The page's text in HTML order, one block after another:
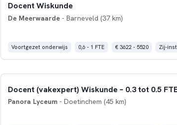
Docent Wiskunde
De Meerwaarde- Barneveld (37 km)
Voortgezet onderwijs 0,6 - 1 FTE € 3622 - 5520 Zij-
Docent (vakexpert) Wiskunde – 0.3 tot 0.5
Panora Lyceum- Doetinchem (45 km)